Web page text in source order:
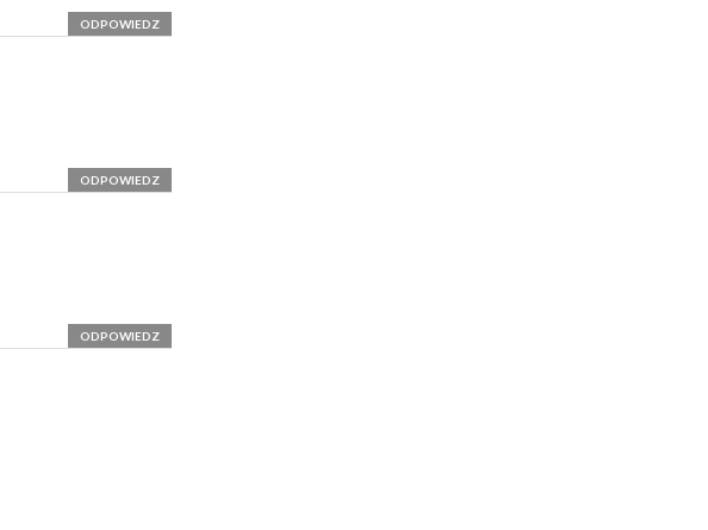
ODPOWIEDZ
ODPOWIEDZ
ODPOWIEDZ